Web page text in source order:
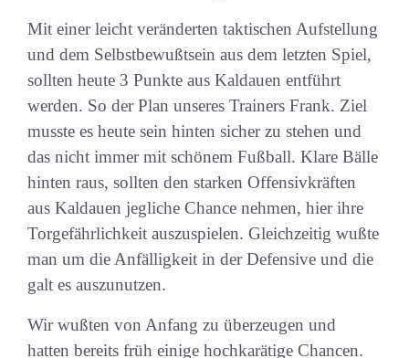
Mit einer leicht veränderten taktischen Aufstellung
und dem Selbstbewußtsein aus dem letzten Spiel,
sollten heute 3 Punkte aus Kaldauen entführt
werden. So der Plan unseres Trainers Frank. Ziel
musste es heute sein hinten sicher zu stehen und
das nicht immer mit schönem Fußball. Klare Bälle
hinten raus, sollten den starken Offensivkräften
aus Kaldauen jegliche Chance nehmen, hier ihre
Torgefährlichkeit auszuspielen. Gleichzeitig wußte
man um die Anfälligkeit in der Defensive und die
galt es auszunutzen.
Wir wußten von Anfang zu überzeugen und
hatten bereits früh einige hochkarätige Chancen.